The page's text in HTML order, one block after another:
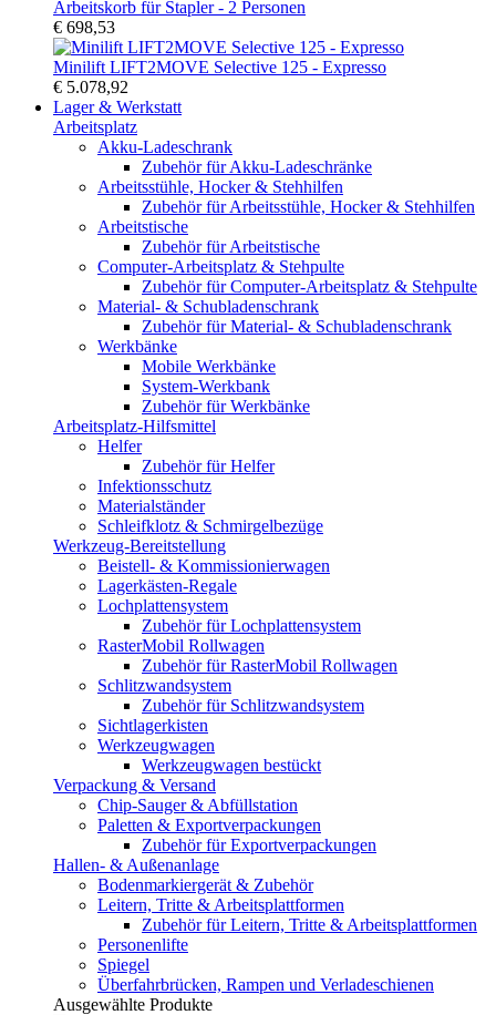
Arbeitskorb für Stapler - 2 Personen
€ 698,53
Minilift LIFT2MOVE Selective 125 - Expresso
€ 5.078,92
Lager & Werkstatt
Arbeitsplatz
Akku-Ladeschrank
Zubehör für Akku-Ladeschränke
Arbeitsstühle, Hocker & Stehhilfen
Zubehör für Arbeitsstühle, Hocker & Stehhilfen
Arbeitstische
Zubehör für Arbeitstische
Computer-Arbeitsplatz & Stehpulte
Zubehör für Computer-Arbeitsplatz & Stehpulte
Material- & Schubladenschrank
Zubehör für Material- & Schubladenschrank
Werkbänke
Mobile Werkbänke
System-Werkbank
Zubehör für Werkbänke
Arbeitsplatz-Hilfsmittel
Helfer
Zubehör für Helfer
Infektionsschutz
Materialständer
Schleifklotz & Schmirgelbezüge
Werkzeug-Bereitstellung
Beistell- & Kommissionierwagen
Lagerkästen-Regale
Lochplattensystem
Zubehör für Lochplattensystem
RasterMobil Rollwagen
Zubehör für RasterMobil Rollwagen
Schlitzwandsystem
Zubehör für Schlitzwandsystem
Sichtlagerkisten
Werkzeugwagen
Werkzeugwagen bestückt
Verpackung & Versand
Chip-Sauger & Abfüllstation
Paletten & Exportverpackungen
Zubehör für Exportverpackungen
Hallen- & Außenanlage
Bodenmarkiergerät & Zubehör
Leitern, Tritte & Arbeitsplattformen
Zubehör für Leitern, Tritte & Arbeitsplattformen
Personenlifte
Spiegel
Überfahrbrücken, Rampen und Verladeschienen
Ausgewählte Produkte